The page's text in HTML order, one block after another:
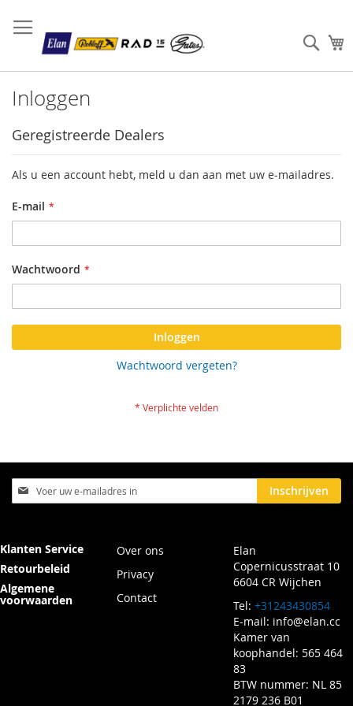
Inloggen
Geregistreerde Dealers
Als u een account hebt, meld u dan aan met uw e-mailadres.
E-mail
Wachtwoord
Inloggen
Wachtwoord vergeten?
Abonneer
u
nieuwsbrief
Inschrijven
Klanten Service
Retourbeleid
Algemene
voorwaarden
Over ons
Privacy
Contact
Elan
Copernicusstraat 10
6604 CR Wijchen
Tel: +31243430854
E-mail: info@elan.cc
Kamer van
koophandel: 565 464
83
BTW nummer: NL 85
2179 236 B01